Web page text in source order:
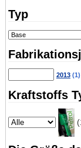
Typ
2013(1)
Kraftstoffs